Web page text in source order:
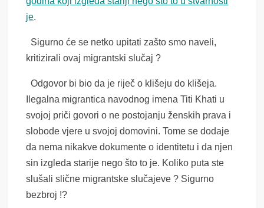
je.
Sigurno će se netko upitati zašto smo naveli,
kritizirali ovaj migrantski slučaj ?
Odgovor bi bio da je riječ o klišeju do klišeja.
Ilegalna migrantica navodnog imena Titi Khati u
svojoj priči govori o ne postojanju ženskih prava i
slobode vjere u svojoj domovini. Tome se dodaje
da nema nikakve dokumente o identitetu i da njen
sin izgleda starije nego što to je. Koliko puta ste
slušali slične migrantske slučajeve ? Sigurno
bezbroj !?